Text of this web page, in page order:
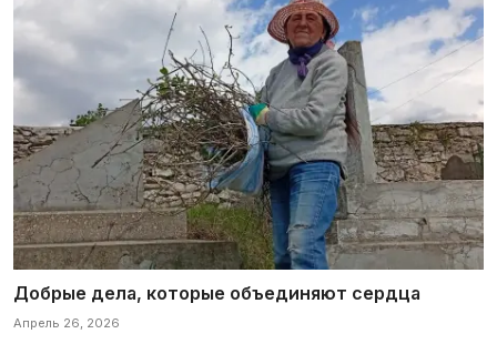
Добрые дела, которые объединяют сердца
Апрель 26, 2026